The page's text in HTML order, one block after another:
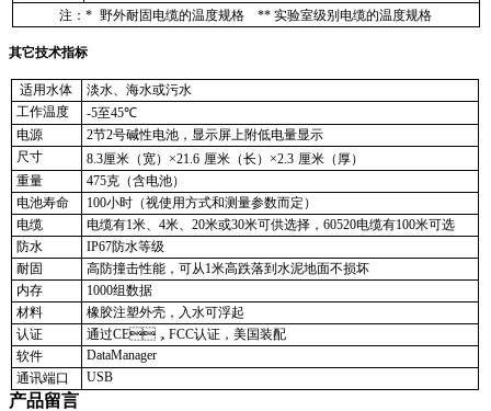
注： * 野外耐固电缆的温度规格 ** 实验室级别电缆的温度规格
其它技术指标
适用水体
淡水、海水或污水
工作温度
-5至45℃
电源 2节2号碱性电池，显示屏上附低电量显示
尺寸 8.3厘米（宽） ×21.6 厘米（长） ×2.3 厘米（厚）
重量
475克（含电池）
电池寿命
100小时（视使用方式和测量参数而定）
电缆
电缆有1米、 4米、 20米或30米可供选择， 60520电缆有100米可选
防水
IP67防水等级
耐固
高防撞击性能，可从 1米高跌落到水泥地面不损坏
内存
1000组数据
材料
橡胶注塑外壳，入水可浮起
认证
通过CE， FCC认证，美国装配
软件
DataManager
通讯端口
USB
产品留言